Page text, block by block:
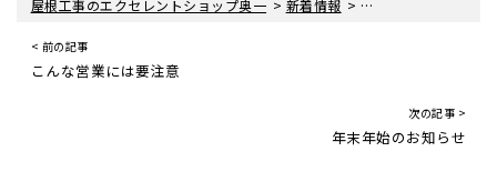
屋根工事のエクセレントショップ奥一 > 新着情報 > 屋根工事ブログ
< 前の記事
こんな営業には要注意
次の記事 >
年末年始のお知らせ